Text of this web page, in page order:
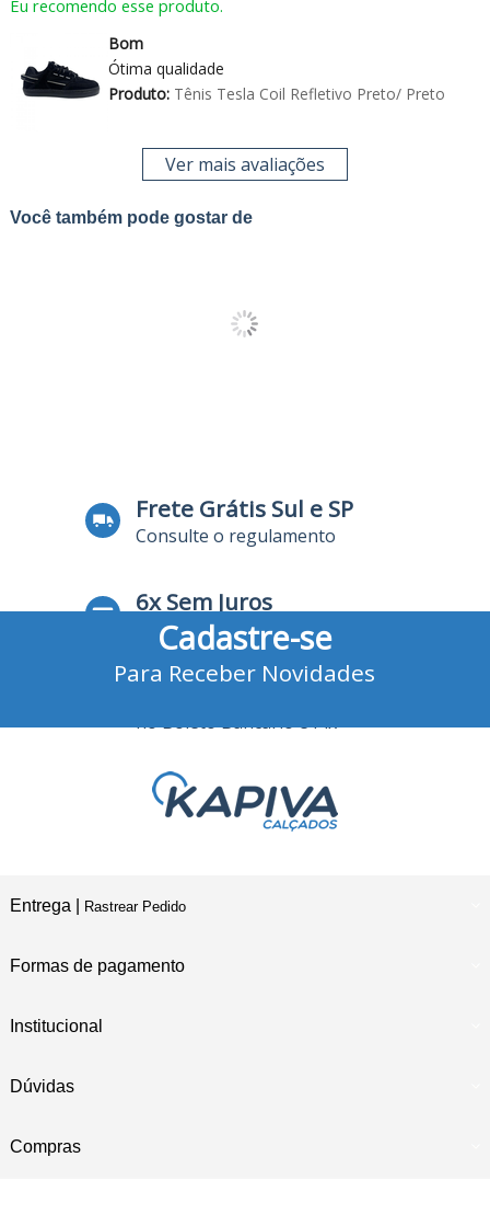
Eu recomendo esse produto.
Bom
Ótima qualidade
Produto:Tênis Tesla Coil Refletivo Preto/ Preto
Ver mais avaliações
Você também pode gostar de
Frete Grátis Sul e SP
Consulte o regulamento
6x Sem Juros
no Cartão de Crédito
no Boleto Bancário e Pix
Cadastre-se
Para Receber Novidades
Entrega | Rastrear Pedido
Formas de pagamento
Institucional
Dúvidas
Compras